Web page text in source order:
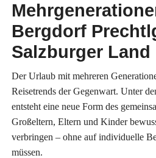
Bergdorf
Salzburger
Der Urlaub mit mehreren
Reisetrends der Gegenwart. Unter
entsteht eine neue Form des
Großeltern, Eltern und Kinder
verbringen – ohne auf individuelle
müssen.